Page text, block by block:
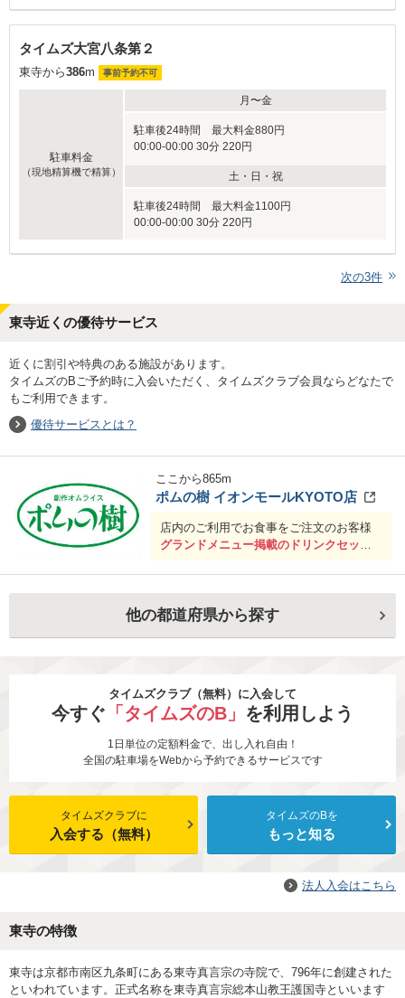
タイムズ大宮八条第２
東寺から386m 事前予約不可
駐車料金
（現地精算機で精算）
月〜金
駐車後24時間 最大料金880円
00:00-00:00 30分 220円
土・日・祝
駐車後24時間 最大料金1100円
00:00-00:00 30分 220円
次の3件
東寺近くの優待サービス
近くに割引や特典のある施設があります。
タイムズのBご予約時に入会いただく、タイムズクラブ会員ならどなたで
もご利用できます。
優待サービスとは？
ここから865m
ポムの樹 イオンモールKYOTO店
店内のご利用でお食事をご注文のお客様
グランドメニュー掲載のドリンクセット
※ドリンクバー店舗はドリンクバーサー
ビスとなります。(アイスクリームの利用
はできません。)
他の都道府県から探す
タイムズクラブ（無料）に入会して
今すぐ 「タイムズのB」 を利用しよう
1日単位の定額料金で、出し入れ自由！
全国の駐車場をWebから予約できるサービスです
タイムズクラブに
入会する（無料）
タイムズのBを
もっと知る
法人入会はこちら
東寺の特徴
東寺は京都市南区九条町にある東寺真言宗の寺院で、796年に創建された
といわれています。正式名称を東寺真言宗総本山教王護国寺といいます